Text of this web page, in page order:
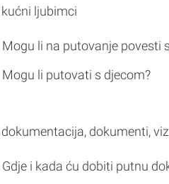
kućni ljubimci
Mogu li na putovanje povesti
Mogu li putovati s djecom?
dokumenti,
Gdje i kada ću dobiti putnu